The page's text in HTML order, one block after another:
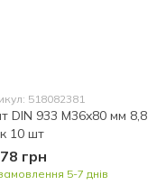
518082381
DIN 933 M36x80 мм 8,8
10 шт
грн
5-7 днів